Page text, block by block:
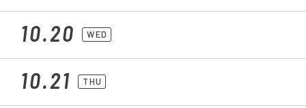
10.20 WED
10.21 THU